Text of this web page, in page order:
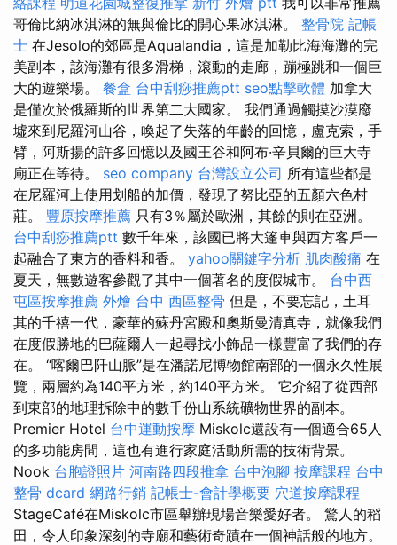
哥倫比納冰淇淋的無與倫比的開心果冰淇淋。 整骨院 記帳
士 在Jesolo的郊區是Aqualandia，這是加勒比海海灘的完
美副本，該海灘有很多滑梯，滾動的走廊，蹦極跳和一個巨
大的遊樂場。 餐盒 台中刮痧推薦ptt seo點擊軟體 加拿大
是僅次於俄羅斯的世界第二大國家。 我們通過觸摸沙漠廢
墟來到尼羅河山谷，喚起了失落的年齡的回憶，盧克索，手
臂，阿斯揚的許多回憶以及國王谷和阿布·辛貝爾的巨大寺
廟正在等待。 seo company 台灣設立公司 所有這些都是
在尼羅河上使用划船的加價，發現了努比亞的五顏六色村
莊。 豐原按摩推薦 只有3％屬於歐洲，其餘的則在亞洲。
台中刮痧推薦ptt 數千年來，該國已將大篷車與西方客戶一
起融合了東方的香料和香。 yahoo關鍵字分析 肌肉酸痛 在
夏天，無數遊客參觀了其中一個著名的度假城市。 台中西
屯區按摩推薦 外燴 台中 西區整骨 但是，不要忘記，土耳
其的千禧一代，豪華的蘇丹宮殿和奧斯曼清真寺，就像我們
在度假勝地的巴薩爾人一起尋找小飾品一樣豐富了我們的存
在。 “喀爾巴阡山脈”是在潘諾尼博物館南部的一個永久性展
覽，兩層約為140平方米，約140平方米。 它介紹了從西部
到東部的地理拆除中的數千份山系統礦物世界的副本。
Premier Hotel 台中運動按摩 Miskolc還設有一個適合65人
的多功能房間，這也有進行家庭活動所需的技術背景。
Nook 台胞證照片 河南路四段推拿 台中泡腳 按摩課程 台中
整骨 dcard 網路行銷 記帳士-會計學概要 穴道按摩課程
StageCafé在Miskolc市區舉辦現場音樂愛好者。 驚人的稻
田，令人印象深刻的寺廟和藝術奇蹟在一個神話般的地方。